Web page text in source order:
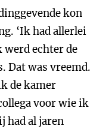
kon
‘Ik had allerlei
werd echter de
Dat was vreemd.
de kamer
voor wie ik
had al jaren